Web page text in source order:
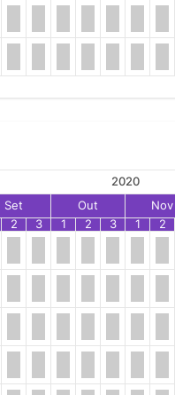
2020
Set Out Nov
2 3 1 2 3 1 2